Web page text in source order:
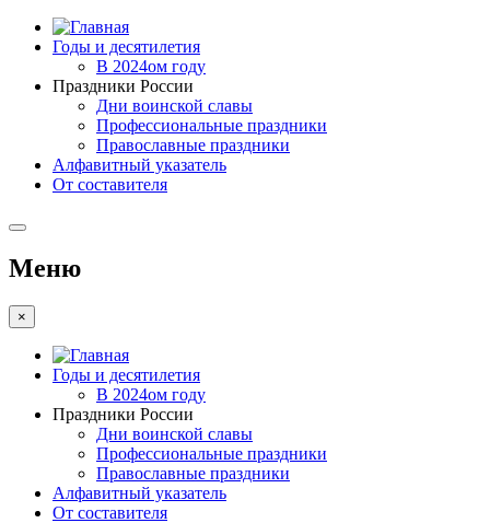
Годы и десятилетия
В 2024ом году
Праздники России
Дни воинской славы
Профессиональные праздники
Православные праздники
Алфавитный указатель
От составителя
Меню
×
Годы и десятилетия
В 2024ом году
Праздники России
Дни воинской славы
Профессиональные праздники
Православные праздники
Алфавитный указатель
От составителя